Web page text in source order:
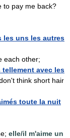
to pay me back?
les uns les autres
each other;
tellement avec les
think short hair
toute la nuit
elle/il m'aime un